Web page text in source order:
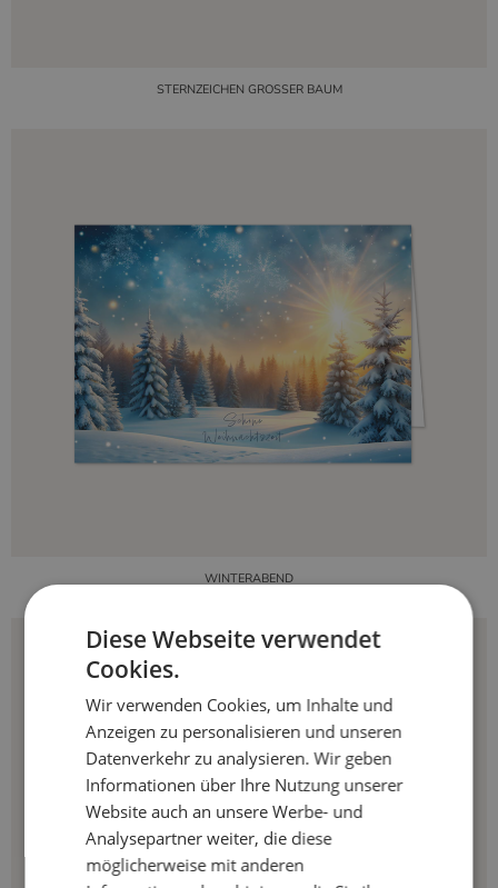
STERNZEICHEN GROSSER BAUM
WINTERABEND
Diese Webseite verwendet
Cookies.
Wir verwenden Cookies, um Inhalte und
Anzeigen zu personalisieren und unseren
Datenverkehr zu analysieren. Wir geben
Informationen über Ihre Nutzung unserer
Website auch an unsere Werbe- und
Analysepartner weiter, die diese
möglicherweise mit anderen